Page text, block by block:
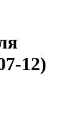
12)